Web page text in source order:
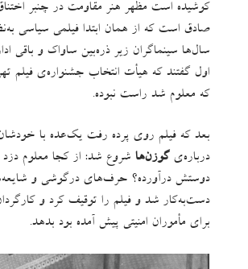
کوشیده است مظهر هنر مقاومت در چنبر
صادق است که از همان ابتدا فیلمی سیاسی
سال‌ها سینماگران زیر ذره‌بین ساواک و باقی
اول گفتند که هیأت انتخاب جشنواره‌ی فیلم
که معلوم شد راست نبوده.
بعد که فیلم روی پرده رفت یک‌عده با
درباره‌ی گوزن‌ها شروع شد: از کجا معلوم
دوستش درآورده؟ حرف‌های درگوشی و
دست‌به‌کار شد و فیلم را توقیف کرد و
برای مأموران امنیتی پیش آمده بود بدهد.